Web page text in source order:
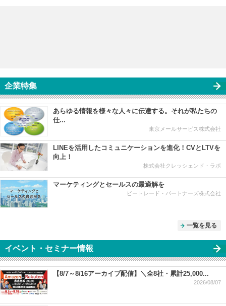
企業特集
あらゆる情報を様々な人々に伝達する。それが私たちの
仕...
東京メールサービス株式会社
LINEを活用したコミュニケーションを進化！CVとLTVを
向上！
株式会社クレッシェンド・ラボ
マーケティングとセールスの最適解を
ビートレード・パートナーズ株式会社
一覧を見る
イベント・セミナー情報
【8/7～8/16アーカイブ配信】＼全8社・累計25,000...
2026/08/07